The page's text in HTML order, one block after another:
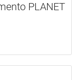
PLANET